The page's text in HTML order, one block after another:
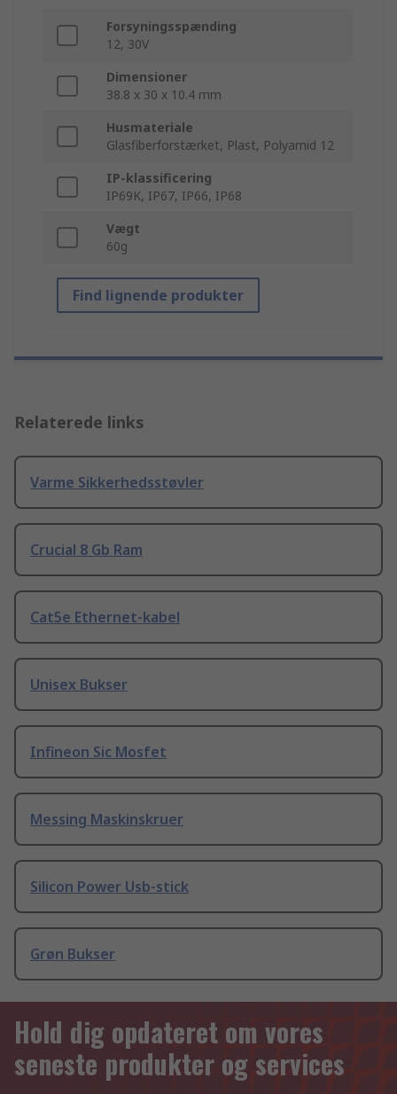
Forsyningsspænding
12, 30V
Dimensioner
38.8 x 30 x 10.4 mm
Husmateriale
Glasfiberforstærket, Plast, Polyamid 12
IP-klassificering
IP69K, IP67, IP66, IP68
Vægt
60g
Find lignende produkter
Relaterede links
Varme Sikkerhedsstøvler
Crucial 8 Gb Ram
Cat5e Ethernet-kabel
Unisex Bukser
Infineon Sic Mosfet
Messing Maskinskruer
Silicon Power Usb-stick
Grøn Bukser
Hold dig opdateret om vores
seneste produkter og services